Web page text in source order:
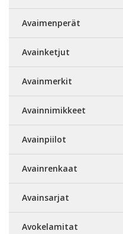
Avaimenperät
Avainketjut
Avainmerkit
Avainnimikkeet
Avainpiilot
Avainrenkaat
Avainsarjat
Avokelamitat